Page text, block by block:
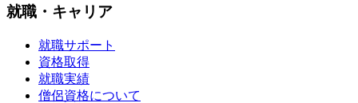
就職・キャリア
就職サポート
資格取得
就職実績
僧侶資格について